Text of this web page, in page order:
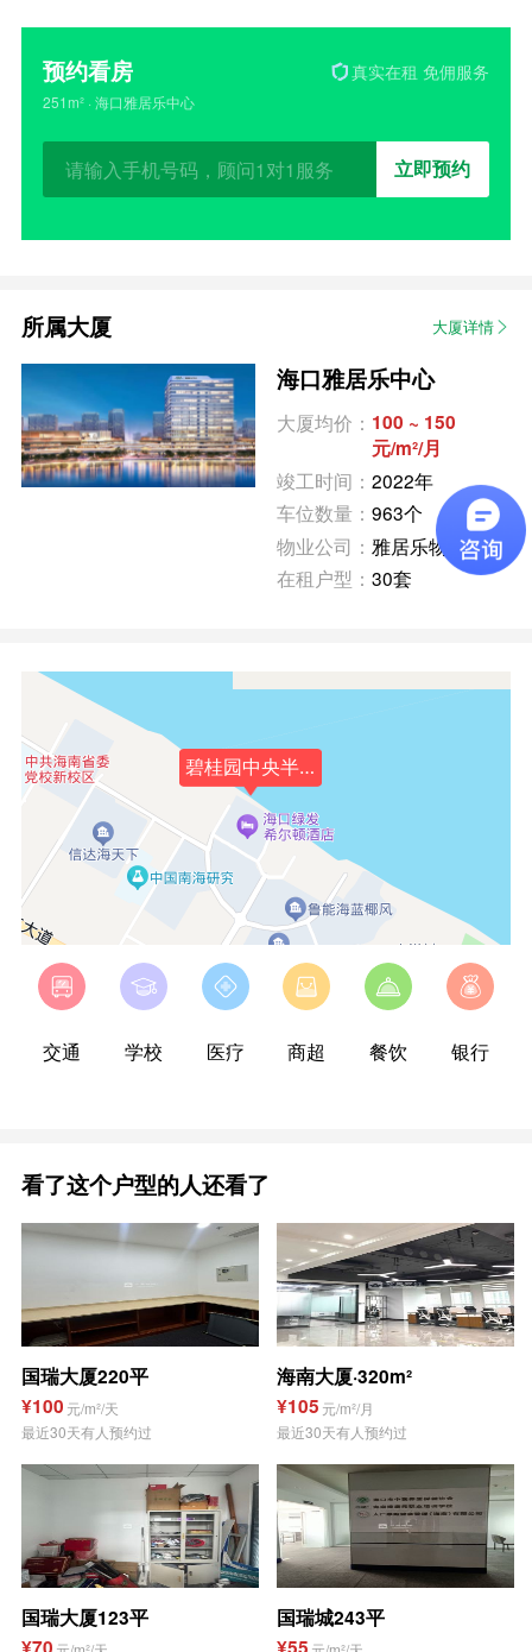
预约看房 真实在租 免佣服务
251m² · 海口雅居乐中心
立即预约
所属大厦 大厦详情
海口雅居乐中心
大厦均价： 100 ~ 150
元/m²/月
竣工时间： 2022年
车位数量： 963个
物业公司： 雅居乐物业
在租户型： 30套
看了这个户型的人还看了
国瑞大厦220平
¥100 元/m²/天
最近30天有人预约过
海南大厦·320m²
¥105 元/m²/月
最近30天有人预约过
国瑞大厦123平
国瑞城243平